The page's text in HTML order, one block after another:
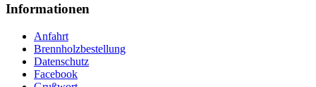
Informationen
Anfahrt
Brennholzbestellung
Datenschutz
Facebook